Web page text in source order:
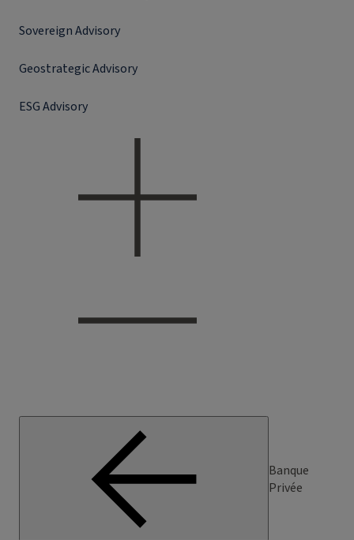
Sovereign Advisory
Geostrategic Advisory
ESG Advisory
Banque
Privée